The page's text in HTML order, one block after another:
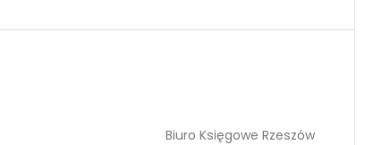
Biuro Księgowe Rzeszów